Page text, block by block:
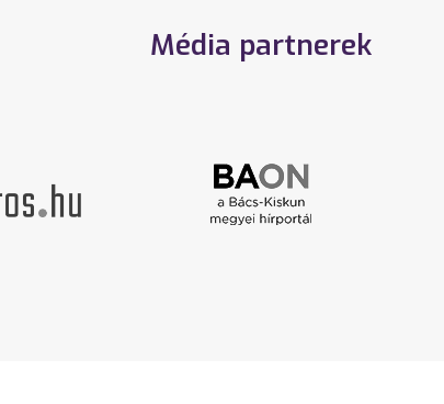
Média partnerek